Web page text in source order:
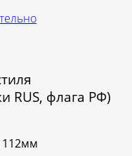
RUS, флага РФ)
112мм